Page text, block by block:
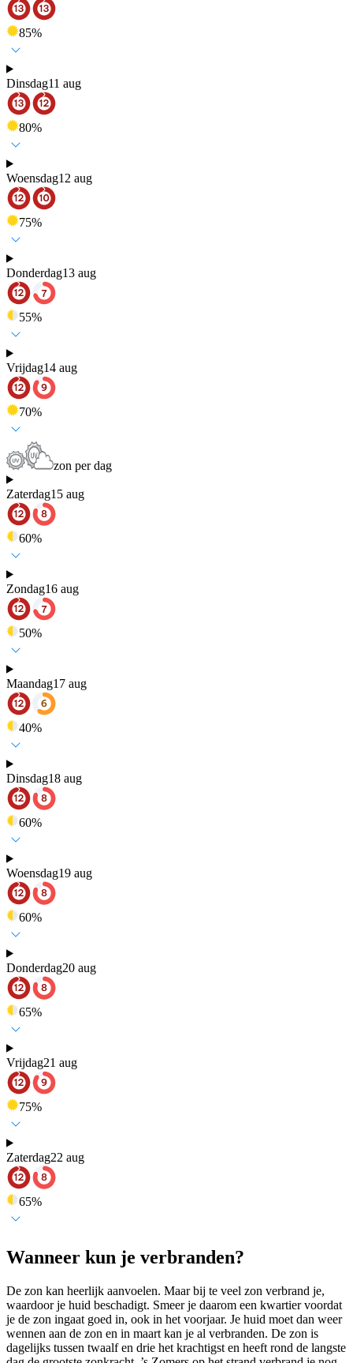
85%
Dinsdag11 aug
80%
Woensdag12 aug
75%
Donderdag13 aug
55%
Vrijdag14 aug
70%
zon per dag
Zaterdag15 aug
60%
Zondag16 aug
50%
Maandag17 aug
40%
Dinsdag18 aug
60%
Woensdag19 aug
60%
Donderdag20 aug
65%
Vrijdag21 aug
75%
Zaterdag22 aug
65%
Wanneer kun je verbranden?
De zon kan heerlijk aanvoelen. Maar bij te veel zon verbrand je,
waardoor je huid beschadigt. Smeer je daarom een kwartier voordat
je de zon ingaat goed in, ook in het voorjaar. Je huid moet dan weer
wennen aan de zon en in maart kan je al verbranden. De zon is
dagelijks tussen twaalf en drie het krachtigst en heeft rond de langste